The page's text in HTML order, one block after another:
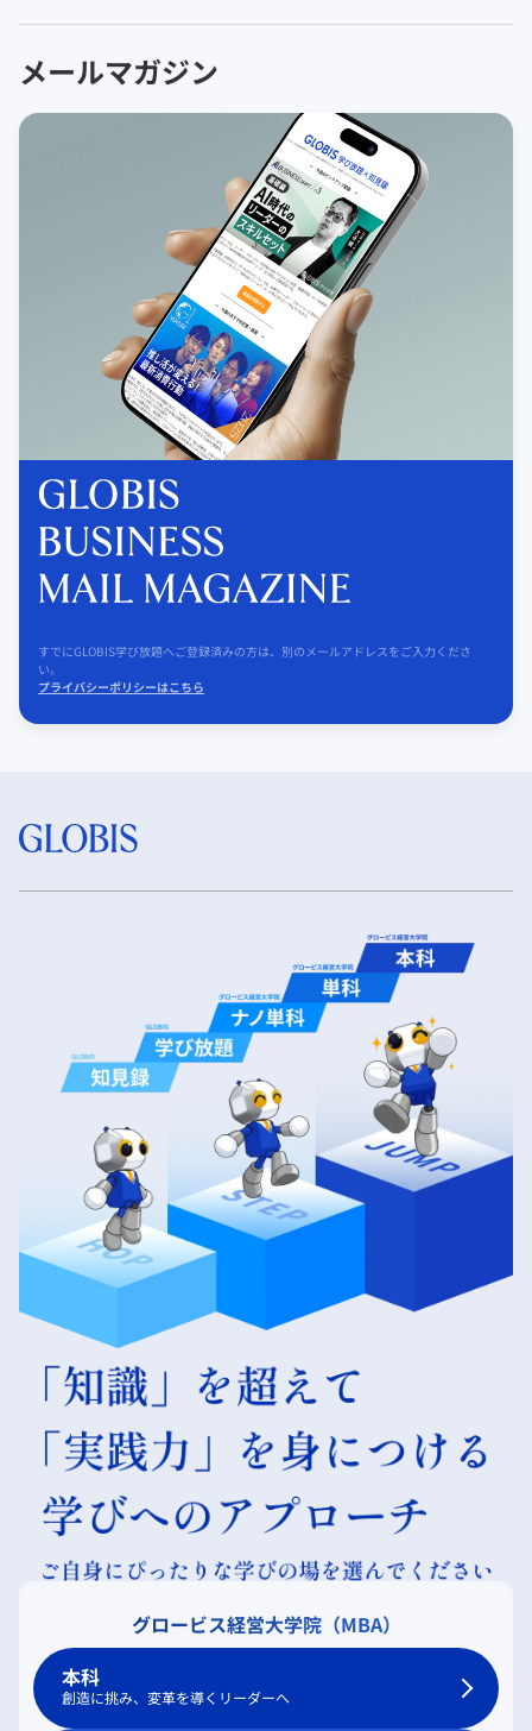
メールマガジン
すでにGLOBIS学び放題へご登録済みの方は、別のメールアドレスをご入力くださ
い。
プライバシーポリシーはこちら
グロービス経営大学院（MBA）
本科
創造に挑み、変革を導くリーダーへ